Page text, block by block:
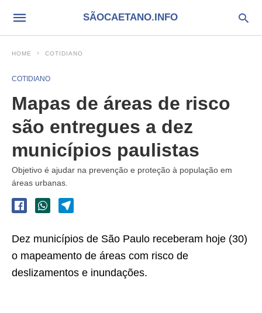
SÃOCAETANO.INFO
HOME COTIDIANO
COTIDIANO
Mapas de áreas de risco
são entregues a dez
municípios paulistas
Objetivo é ajudar na prevenção e proteção à população em
áreas urbanas.
Dez municípios de São Paulo receberam hoje (30)
o mapeamento de áreas com risco de
deslizamentos e inundações.